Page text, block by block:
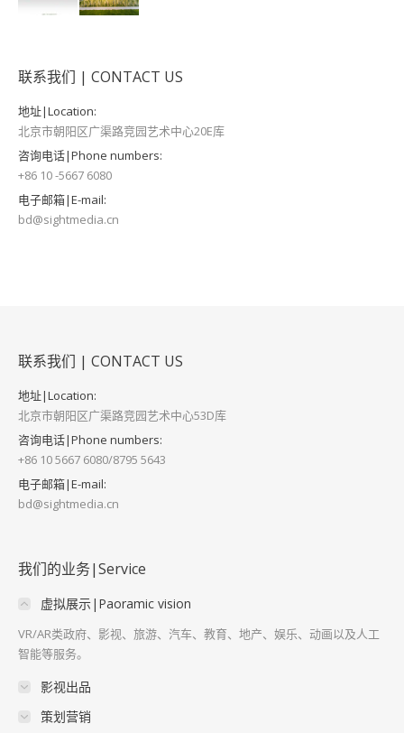
联系我们 | CONTACT US
地址|Location:
北京市朝阳区广渠路竞园艺术中心20E库
咨询电话|Phone numbers:
+86 10 -5667 6080
电子邮箱|E-mail:
bd@sightmedia.cn
联系我们 | CONTACT US
地址|Location:
北京市朝阳区广渠路竞园艺术中心53D库
咨询电话|Phone numbers:
+86 10 5667 6080/8795 5643
电子邮箱|E-mail:
bd@sightmedia.cn
我们的业务|Service
虚拟展示|Paoramic vision
VR/AR类政府、影视、旅游、汽车、教育、地产、娱乐、动画以及人工
智能等服务。
影视出品
策划营销